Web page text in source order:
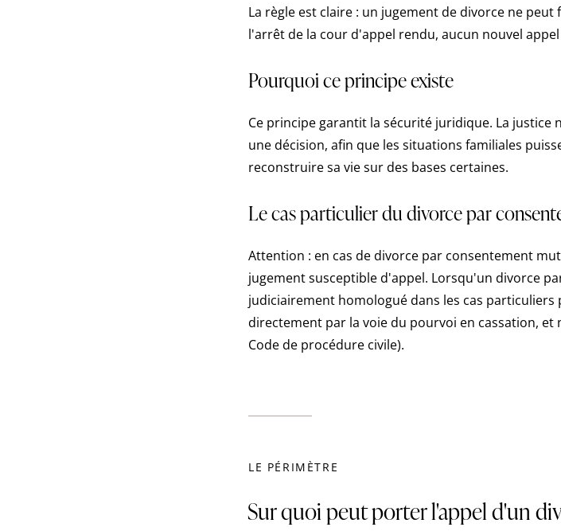
La règle est claire : un jugement de divorce ne
l'arrêt de la cour d'appel rendu, aucun nouvel
Pourquoi ce principe existe
Ce principe garantit la sécurité juridique. La
une décision, afin que les situations familiales
reconstruire sa vie sur des bases certaines.
Le cas particulier du divorce par
Attention : en cas de divorce par consentement
jugement susceptible d'appel. Lorsqu'un divorce
judiciairement homologué dans les cas particuliers
directement par la voie du pourvoi en cassation, et
Code de procédure civile).
LE PÉRIMÈTRE
Sur quoi peut porter l'appel d'un